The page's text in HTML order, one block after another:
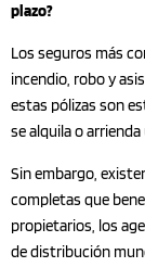
plazo?
Los seguros más
incendio, robo y
estas pólizas son
se alquila o
Sin embargo,
completas que
propietarios, los
de distribución